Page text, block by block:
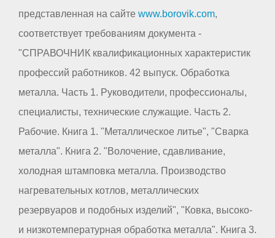
представленная на сайте www.borovik.com,
соответствует требованиям документа -
"СПРАВОЧНИК квалификационных характеристик
профессий работников. 42 выпуск. Обработка
металла. Часть 1. Руководители, профессионалы,
специалисты, технические служащие. Часть 2.
Рабочие. Книга 1. "Металлическое литье", "Сварка
металла". Книга 2. "Волочение, сдавливание,
холодная штамповка металла. Производство
нагревательных котлов, металлических
резервуаров и подобных изделий", "Ковка, высоко-
и низкотемпературная обработка металла". Книга 3.